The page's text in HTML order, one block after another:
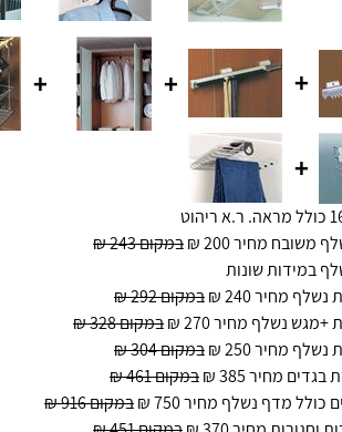
+
+
+
+
משובח מחיר 200 ₪
במקום 243 ₪
במידות שונות
מחיר 240 ₪
במקום 292 ₪
נשלף מחיר 270 ₪
במקום 328 ₪
מחיר 250 ₪
במקום 304 ₪
מחיר 385 ₪
במקום 461 ₪
מדף נשלף מחיר 750 ₪
במקום 916 ₪